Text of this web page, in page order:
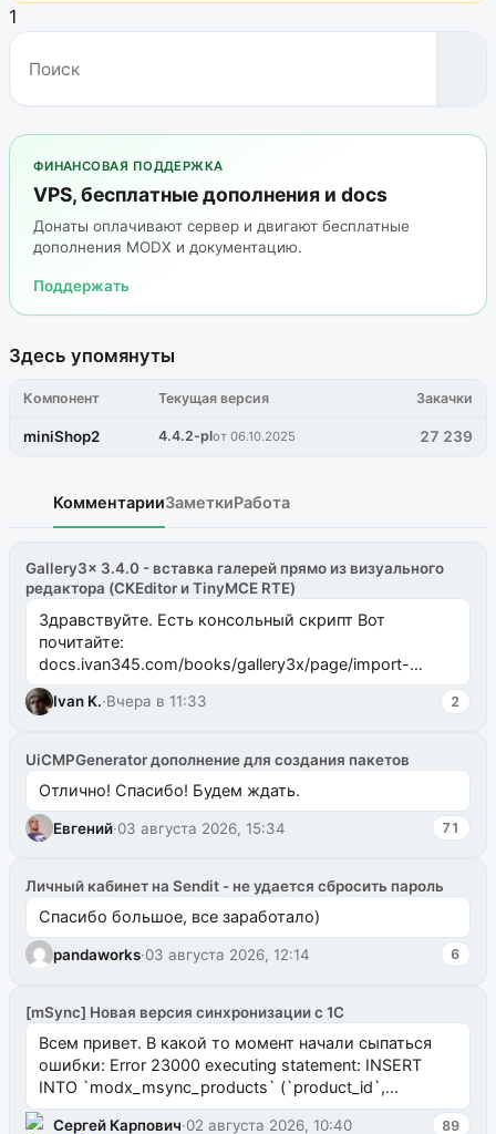
1
ФИНАНСОВАЯ ПОДДЕРЖКА
VPS, бесплатные дополнения и docs
Донаты оплачивают сервер и двигают бесплатные
дополнения MODX и документацию.
Поддержать
Здесь упомянуты
Компонент Текущая версия Закачки
miniShop2 4.4.2-plот 06.10.2025 27 239
КомментарииЗаметкиРабота
Gallery3x 3.4.0 - вставка галерей прямо из визуального
редактора (CKEditor и TinyMCE RTE)
Здравствуйте. Есть консольный скрипт Вот
почитайте:
docs.ivan345.com/books/gallery3x/page/import-
ms2galleryphp
Ivan K.·Вчера в 11:33 2
UiCMPGenerator дополнение для создания пакетов
Отлично! Спасибо! Будем ждать.
Евгений·03 августа 2026, 15:34 71
Личный кабинет на Sendit - не удается сбросить пароль
Спасибо большое, все заработало)
pandaworks·03 августа 2026, 12:14 6
[mSync] Новая версия синхронизации с 1С
Всем привет. В какой то момент начали сыпаться
ошибки: Error 23000 executing statement: INSERT
INTO `modx_msync_products` (`product_id`,
`uuid_1c`) VALUES ...
Сергей Карпович·02 августа 2026, 10:40 89